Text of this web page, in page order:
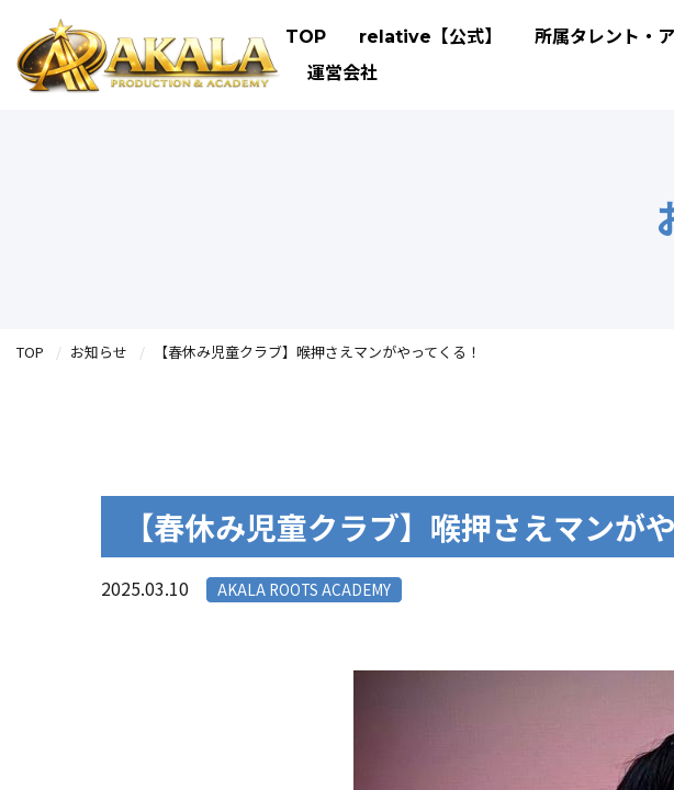
TOP relative【公式】 所属タレント・
運営会社
TOP お知らせ 【春休み児童クラブ】喉押さえマンがやってくる！
【春休み児童クラブ】喉押さえマンが
2025.03.10 AKALA ROOTS ACADEMY